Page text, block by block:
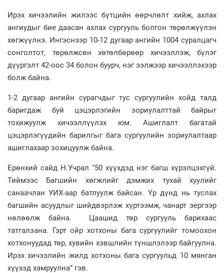
Ирэх хичээлийн жилээс бүтцийн өөрчлөлт хийж, ахлах
ангиудыг бие даасан ахлах сургууль болгон төрөлжүүлэн
хөгжүүлнэ. Ингэснээр 10-12 дугаар ангийн 1004 суралцагч
сонголтот, төрөлжсөн хөтөлбөрөөр хичээллэж, бүлэг
дүүргэлт 42-оос 34 болон буурч, нэг ээлжээр хичээллэхээр
болж байна.
1-2 дугаар ангийн сурагчдыг тус сургуулийн хойд талд
баригдаж буй цэцэрлэгийн зориулалттай байрыг
тохижуулж хичээллүүлэх юм. Ашиглалт багатай
цэцэрлэгүүдийн барилгыг бага сургуулийн зориулалтаар
ашиглахаар зохицуулж байна.
Ерөнхий сайд Н.Учрал “50 хүүхдэд нэг багш хүрэлцэхгүй.
Тиймээс Багшийн хөгжлийг дэмжих тухай хуулийг
санаачлан УИХ-аар батлуулж байсан. Үр дүнд нь туслах
багшийн асуудлыг шийдвэрлэж хүртээмж, чанарт эергээр
нөлөөлж байна. Цаашид төр сургууль барихаас
татгалзана. Гэрт ойр хотхоны бага сургуулийг томоохон
хотхонуудад төр, хувийн хэвшлийн түншлэлээр байгуулна.
Ирэх хичээлийн жилд хотхоны бага сургуульд 10 мянган
хүүхэд хамруулна” гэв.